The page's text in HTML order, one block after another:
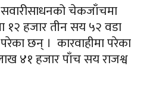
सवारीसाधनको चेकजाँचमा
१२ हजार तीन सय ५२ वडा
छन् । कारवाहीमा परेका
४१ हजार पाँच सय राजश्व